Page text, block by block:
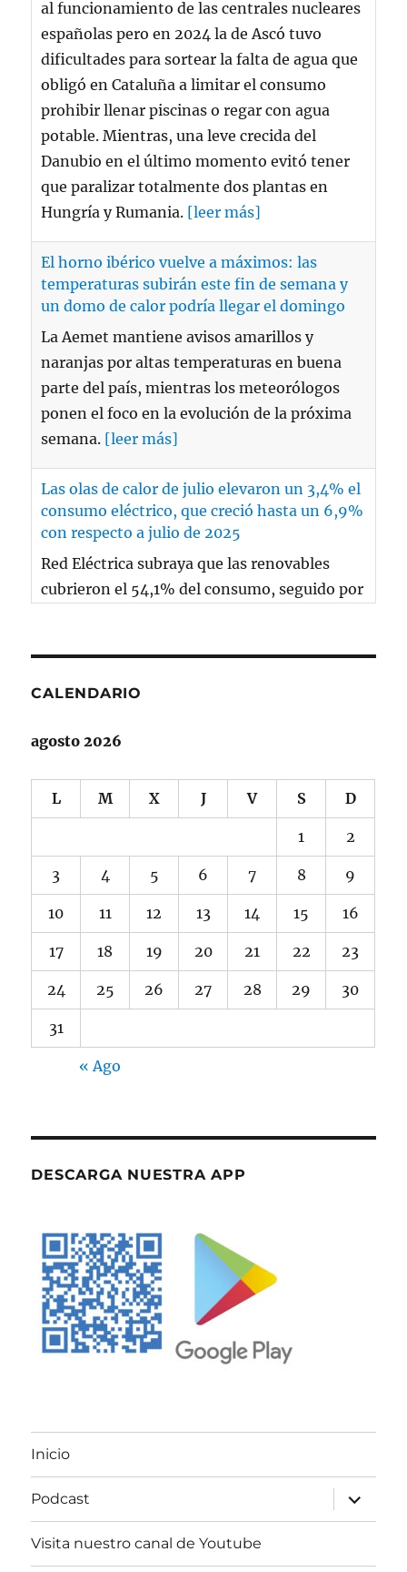
que paralizar totalmente dos plantas en
Hungría y Rumania.[leer más]
El horno ibérico vuelve a máximos: las
temperaturas subirán este fin de semana y
un domo de calor podría llegar el domingo
La Aemet mantiene avisos amarillos y
naranjas por altas temperaturas en buena
parte del país, mientras los meteorólogos
ponen el foco en la evolución de la próxima
semana. [leer más]
Las olas de calor de julio elevaron un 3,4% el
consumo eléctrico, que creció hasta un 6,9%
con respecto a julio de 2025
Red Eléctrica subraya que las renovables
cubrieron el 54,1% del consumo, seguido por
el gas. Eléctricas, patronal e industria
denuncian que en la segunda quincena
servicios de ajuste de REE como la operación
reforzada costaron 17,5 €/Mwh, el 13% del
coste medio.
[leer más]
España aún no ha pedido ayuda a la UE tras
"se han hecho algunas propuestas", pero
S D
1 2
3 4 5 6 7 8 9
10 11 12 13 14 15 16
17 18 19 20 21 22 23
24
expande
inferior